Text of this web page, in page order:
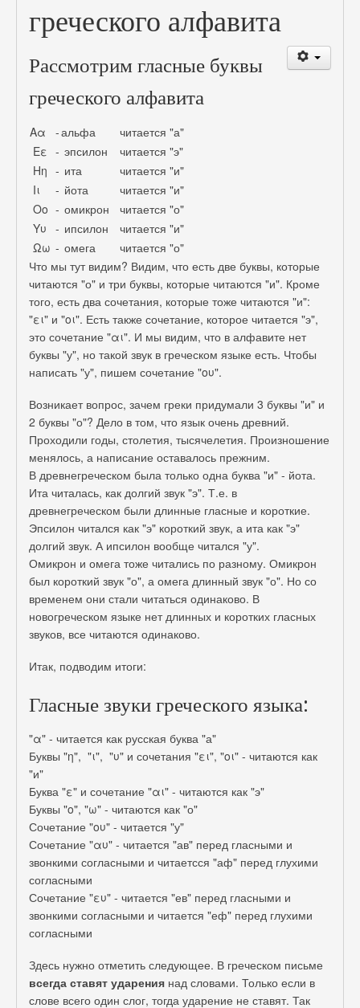
греческого алфавита
Рассмотрим гласные буквы
греческого алфавита
Αα -альфа
читается "а"
Εε - эпсилон
читается "э"
Ηη - ита
читается "и"
Ιι
- йота
читается "и"
Οο - омикрон
читается "о"
Υυ - ипсилон
читается "и"
Ωω - омега
читается "о"
Что мы тут видим? Видим, что есть две буквы, которые
читаются "о" и три буквы, которые читаются "и". Кроме
того, есть два сочетания, которые тоже читаются "и":
"ει" и "οι". Есть также сочетание, которое читается "э",
это сочетание "αι". И мы видим, что в алфавите нет
буквы "у", но такой звук в греческом языке есть. Чтобы
написать "у", пишем сочетание "ου".
Возникает вопрос, зачем греки придумали 3 буквы "и" и
2 буквы "о"? Дело в том, что язык очень древний.
Проходили годы, столетия, тысячелетия. Произношение
менялось, а написание оставалось прежним.
В древнегреческом была только одна буква "и" - йота.
Ита читалась, как долгий звук "э". Т.е. в
древнегреческом были длинные гласные и короткие.
Эпсилон читался как "э" короткий звук, а ита как "э"
долгий звук. А ипсилон вообще читался "у".
Омикрон и омега тоже читались по разному. Омикрон
был короткий звук "о", а омега длинный звук "о". Но со
временем они стали читаться одинаково. В
новогреческом языке нет длинных и коротких гласных
звуков, все читаются одинаково.
Итак, подводим итоги:
Гласные звуки греческого языка:
"α" - читается как русская буква "а"
Буквы "η", "ι", "υ" и сочетания "ει", "οι" - читаются как
"и"
Буква "ε" и сочетание "αι" - читаются как "э"
Буквы "ο", "ω" - читаются как "о"
Сочетание "ου" - читается "у"
Сочетание "αυ" - читается "ав" перед гласными и
звонкими согласными и читаетсся "аф" перед глухими
согласными
Сочетание "ευ" - читается "ев" перед гласными и
звонкими согласными и читается "еф" перед глухими
согласными
Здесь нужно отметить следующее. В греческом письме
всегда ставят ударения над словами. Только если в
слове всего один слог, тогда ударение не ставят. Так